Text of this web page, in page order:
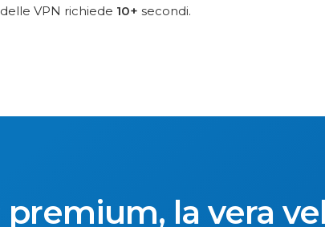
VPN richiede 10+ secondi.
premium, la vera